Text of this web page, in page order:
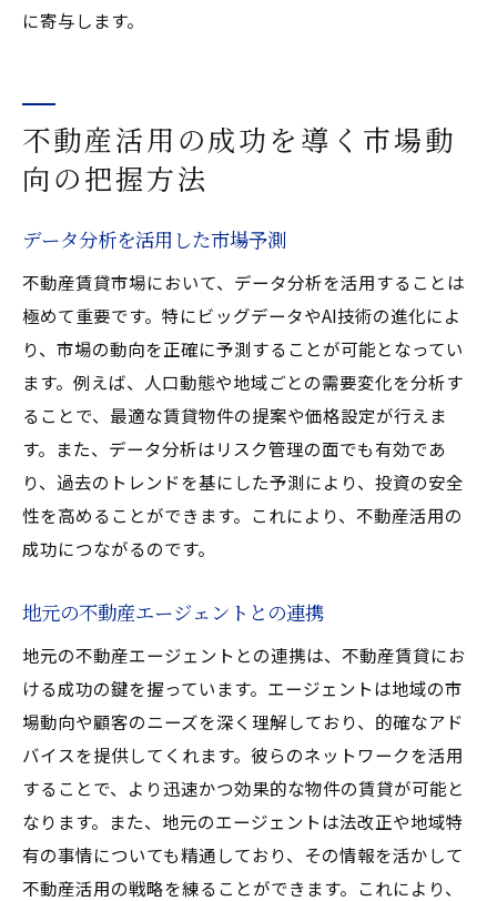
に寄与します。
不動産活用の成功を導く市場動
向の把握方法
データ分析を活用した市場予測
不動産賃貸市場において、データ分析を活用することは
極めて重要です。特にビッグデータやAI技術の進化によ
り、市場の動向を正確に予測することが可能となってい
ます。例えば、人口動態や地域ごとの需要変化を分析す
ることで、最適な賃貸物件の提案や価格設定が行えま
す。また、データ分析はリスク管理の面でも有効であ
り、過去のトレンドを基にした予測により、投資の安全
性を高めることができます。これにより、不動産活用の
成功につながるのです。
地元の不動産エージェントとの連携
地元の不動産エージェントとの連携は、不動産賃貸にお
ける成功の鍵を握っています。エージェントは地域の市
場動向や顧客のニーズを深く理解しており、的確なアド
バイスを提供してくれます。彼らのネットワークを活用
することで、より迅速かつ効果的な物件の賃貸が可能と
なります。また、地元のエージェントは法改正や地域特
有の事情についても精通しており、その情報を活かして
不動産活用の戦略を練ることができます。これにより、